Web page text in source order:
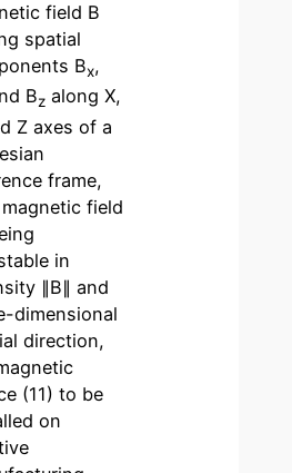
field B
spatial
Bx,
Bz along X,
Z axes of a
frame,
field
in
∥B∥ and
dimensional
direction,
(11) to be
on